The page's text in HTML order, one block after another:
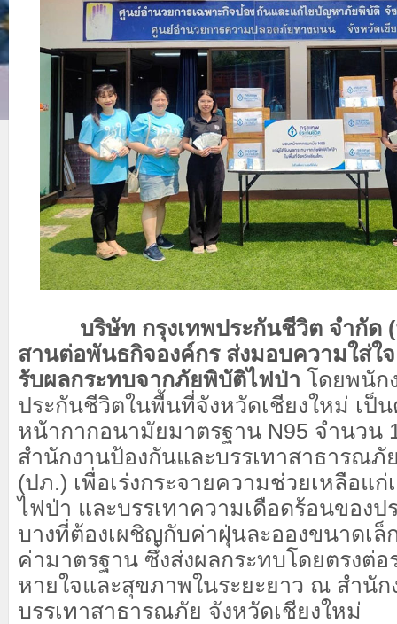
บริษัท กรุงเทพประกันชีวิต จำกัด (
สานต่อพันธกิจองค์กร ส่งมอบความใส่ใ
รับผลกระทบจากภัยพิบัติไฟป่า โดยพนัก
ประกันชีวิตในพื้นที่จังหวัดเชียงใหม่ เป็
หน้ากากอนามัยมาตรฐาน N95 จำนวน
สำนักงานป้องกันและบรรเทาสาธารณภั
(ปภ.) เพื่อเร่งกระจายความช่วยเหลือแ
ไฟป่า และบรรเทาความเดือดร้อนของป
บางที่ต้องเผชิญกับค่าฝุ่นละอองขนาดเล็
ค่ามาตรฐาน ซึ่งส่งผลกระทบโดยตรงต่อ
หายใจและสุขภาพในระยะยาว ณ สำนัก
บรรเทาสาธารณภัย จังหวัดเชียงใหม่